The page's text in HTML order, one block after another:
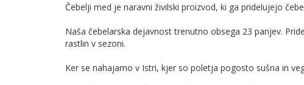
Čebelji med je naravni živilski proizvod, ki ga pridelujejo
Naša čebelarska dejavnost trenutno obsega 23 panjev.
rastlin v sezoni.
Ker se nahajamo v Istri, kjer so poletja pogosto sušna in